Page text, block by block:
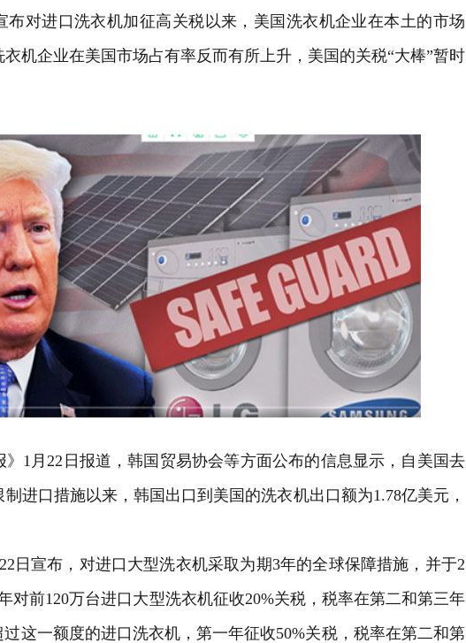
对进口洗衣机加征高关税以来，美国洗衣机企业在本土的市场
机企业在美国市场占有率反而有所上升，美国的关税“大棒”暂时
月22日报道，韩国贸易协会等方面公布的信息显示，自美国去
进口措施以来，韩国出口到美国的洗衣机出口额为1.78亿美元，
宣布，对进口大型洗衣机采取为期3年的全球保障措施，并于2
对前120万台进口大型洗衣机征收20%关税，税率在第二和第三年
过这一额度的进口洗衣机，第一年征收50%关税，税率在第二和第